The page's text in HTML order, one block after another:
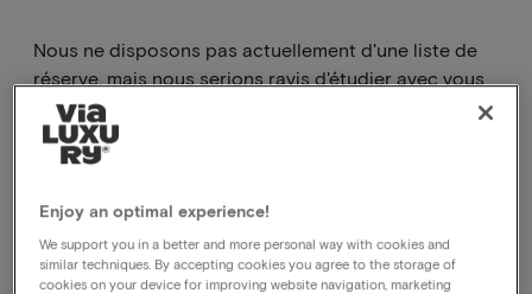
Comment fonctionne Pay later ?
Quand et comment puis-je utiliser Pay later ?
Nous ne disposons pas actuellement d'une liste de
réserve, mais nous serions ravis d'étudier avec vous
une formule alternative
Enjoy an optimal experience!
We support you in a better and more personal way with cookies and
similar techniques. By accepting cookies you agree to the storage of
cookies on your device for improving website navigation, marketing